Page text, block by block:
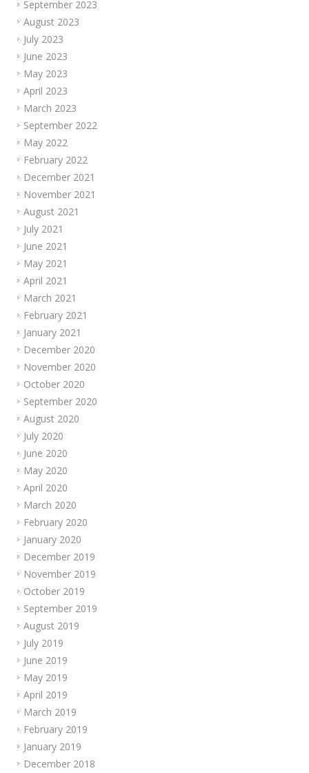
September 2023
August 2023
July 2023
June 2023
May 2023
April 2023
March 2023
September 2022
May 2022
February 2022
December 2021
November 2021
August 2021
July 2021
June 2021
May 2021
April 2021
March 2021
February 2021
January 2021
December 2020
November 2020
October 2020
September 2020
August 2020
July 2020
June 2020
May 2020
April 2020
March 2020
February 2020
January 2020
December 2019
November 2019
October 2019
September 2019
August 2019
July 2019
June 2019
May 2019
April 2019
March 2019
February 2019
January 2019
December 2018